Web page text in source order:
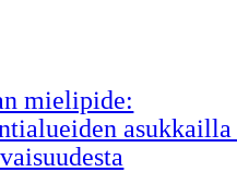
mielipide:
asukkailla